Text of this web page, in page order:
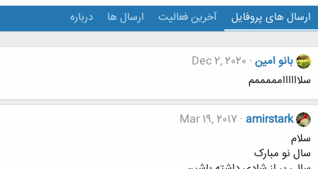
ارسال های پروفایل آخرین فعالیت ارسال ها درباره
بانو امین Dec 2, 2020
سلاااااامممممم
amirstark
Mar 19, 2017
سلام
سال نو مبارک